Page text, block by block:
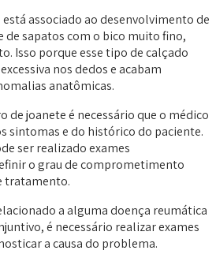
associado ao desenvolvimento de
de sapatos com o bico muito fino,
Isso porque esse tipo de calçado
nos dedos e acabam
anatômicas.
de joanete é necessário que o médico
sintomas e do histórico do paciente.
ser realizado exames
o grau de comprometimento
tratamento.
a alguma doença reumática
é necessário realizar exames
a causa do problema.